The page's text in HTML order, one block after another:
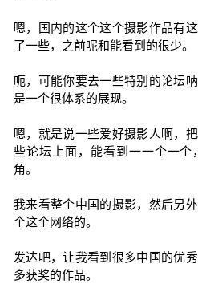
嗯，国内的这个这个摄影作品有
了一些，之前呢和能看到的很少。
呃，可能你要去一些特别的论坛
是一个很体系的展现。
嗯，就是说一些爱好摄影人啊，
些论坛上面，能看到一一个一个
角。
我来看整个中国的摄影，然后另
个这个网络的。
发达吧，让我看到很多中国的优
多获奖的作品。